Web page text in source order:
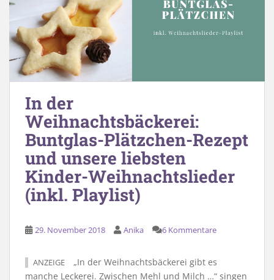
In der
Weihnachtsbäckerei:
Buntglas-Plätzchen-Rezept
und unsere liebsten
Kinder-Weihnachtslieder
(inkl. Playlist)
29. November 2018 Anika 6 Kommentare
ANZEIGE
„In der Weihnachtsbäckerei gibt es
manche Leckerei. Zwischen Mehl und Milch …“ singen